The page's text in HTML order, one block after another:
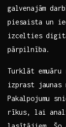
⁣galvenajām
piesaista ‍un
izcelties
pārpilnība.
Turklāt
izprast jaunas
Pakalpojumu
⁢rīkus, lai